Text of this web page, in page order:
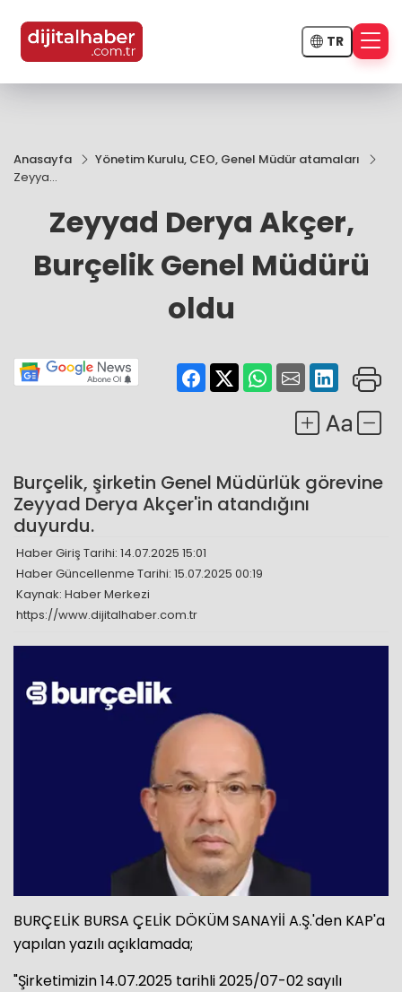
TR
Anasayfa
Yönetim Kurulu, CEO, Genel Müdür atamaları
Zeyyad
Burçelik
Müdürü
Zeyyad Derya Akçer,
Burçelik Genel Müdürü
oldu
Burçelik, şirketin Genel Müdürlük görevine
Zeyyad Derya Akçer'in atandığını
duyurdu.
Haber Giriş Tarihi: 14.07.2025 15:01
Haber Güncellenme Tarihi: 15.07.2025 00:19
Kaynak: Haber Merkezi
https://www.dijitalhaber.com.tr
BURÇELİK BURSA ÇELİK DÖKÜM SANAYİİ A.Ş.'den KAP'a
yapılan yazılı açıklamada;
"Şirketimizin 14.07.2025 tarihli 2025/07-02 sayılı